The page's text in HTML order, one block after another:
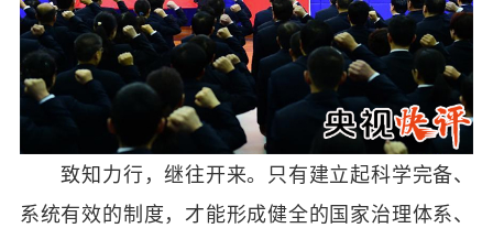
致知力行，继往开来。只有建立起科学完备、
系统有效的制度，才能形成健全的国家治理体系、